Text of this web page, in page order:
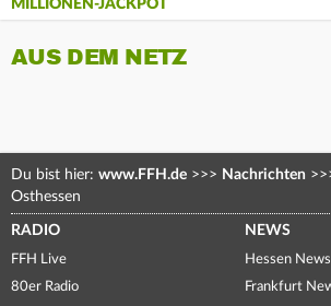
MILLIONEN-JACKPOT
AUS DEM NETZ
Du bist hier: www.FFH.de >>> Nachrichten
Osthessen
RADIO
FFH Live
80er Radio
NEWS
Hessen News
Frankfurt